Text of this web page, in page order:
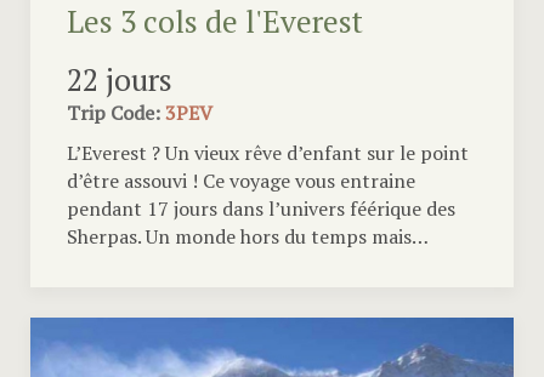
Les 3 cols de l'Everest
22 jours
Trip Code:3PEV
L’Everest ? Un vieux rêve d’enfant sur le point
d’être assouvi ! Ce voyage vous entraine
pendant 17 jours dans l’univers féérique des
Sherpas. Un monde hors du temps mais…